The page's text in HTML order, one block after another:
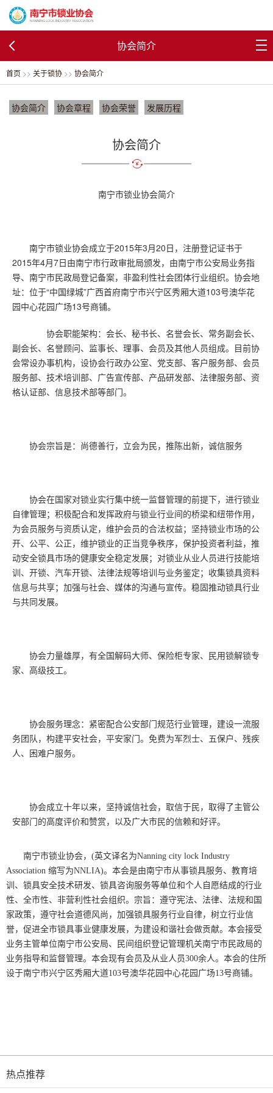
协会简介
首页 >> 关于锁协 >> 协会简介
协会简介 协会章程 协会荣誉 发展历程
协会简介
南宁市锁业协会简介
南宁市锁业协会成立于2015年3月20日，注册登记证书于
2015年4月7日由南宁市行政审批局颁发，由南宁市公安局业务指
导、南宁市民政局登记备案，非盈利性社会团体行业组织。协会地
址：位于“中国绿城”广西首府南宁市兴宁区秀厢大道103号澳华花
园中心花园广场13号商铺。
协会职能架构：会长、秘书长、名誉会长、常务副会长、
副会长、名誉顾问、监事长、理事、会员及其他人员组成。目前协
会常设办事机构，设协会行政办公室、党支部、客户服务部、会员
服务部、技术培训部、广告宣传部、产品研发部、法律服务部、资
格认证部、信息技术部等部门。
协会宗旨是：尚德善行，立会为民，推陈出新，诚信服务
协会在国家对锁业实行集中统一监督管理的前提下，进行锁业
自律管理；积极配合和发挥政府与锁业行业间的桥梁和纽带作用，
为会员服务与资质认定，维护会员的合法权益；坚持锁业市场的公
开、公平、公正，维护锁业的正当竞争秩序，保护投资者利益，推
动安全锁具市场的健康安全稳定发展；对锁业从业人员进行技能培
训、开锁、汽车开锁、法律法规等培训与业务鉴定；收集锁具资料
信息与共享；加强与社会、媒体的沟通与宣传。稳固推动锁具行业
与共同发展。
协会力量雄厚，有全国解码大师、保险柜专家、民用锁解锁专
家、高级技工。
协会服务理念：紧密配合公安部门规范行业管理，建设一流服
务团队，构建平安社会，平安家门。免费为军烈士、五保户、残疾
人、困难户服务。
协会成立十年以来，坚持诚信社会，取信于民，取得了主管公
安部门的高度评价和赞赏，以及广大市民的信赖和好评。
南宁市锁业协会，(英文译名为Nanning city lock Industry
Association 缩写为NNLIA)。本会是由南宁市从事锁具服务、教育培
训、锁具安全技术研发、锁具咨询服务等单位和个人自愿结成的行业
性、全市性、非营利性社会组织。宗旨：遵守宪法、法律、法规和国
家政策，遵守社会道德风尚，加强锁具服务行业自律，树立行业信
誉，促进全市锁具事业健康发展，为建设和谐社会做贡献。本会接受
业务主管单位南宁市公安局、民间组织登记管理机关南宁市民政局的
业务指导和监督管理。本会现有会员及从业人员300余人。本会的住所
设于南宁市兴宁区秀厢大道103号澳华花园中心花园广场13号商铺。
热点推荐